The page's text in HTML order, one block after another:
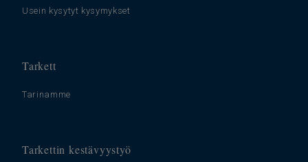
Usein kysytyt kysymykset
Tarkett
Tarinamme
Tarkettin kestävyystyö